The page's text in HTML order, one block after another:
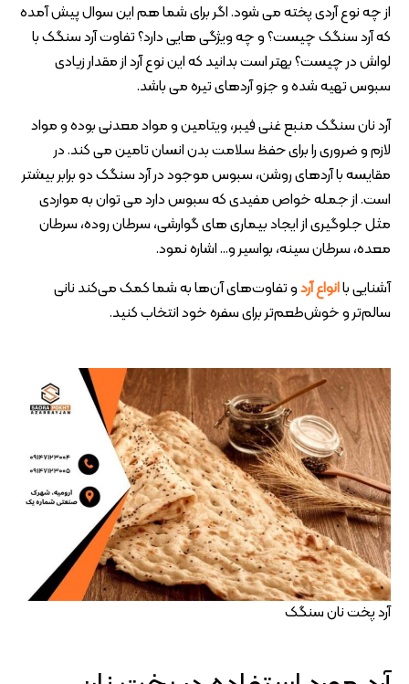
از چه نوع آردی پخته می شود. اگر برای شما هم این سوال پیش آمده
که آرد سنگک چیست؟ و چه ویژگی هایی دارد؟ تفاوت آرد سنگک با
لواش در چیست؟ بهتر است بدانید که این نوع آرد از مقدار زیادی
سبوس تهیه شده و جزو آردهای تیره می باشد.
آرد نان سنگک منبع غنی فیبر، ویتامین و مواد معدنی بوده و مواد
لازم و ضروری را برای حفظ سلامت بدن انسان تامین می کند. در
مقایسه با آردهای روشن، سبوس موجود در آرد سنگک دو برابر بیشتر
است. از جمله خواص مفیدی که سبوس دارد می توان به مواردی
مثل جلوگیری از ایجاد بیماری های گوارشی، سرطان روده، سرطان
معده، سرطان سینه، بواسیر و… اشاره نمود.
آشنایی باانواع آردو تفاوت‌های آن‌ها به شما کمک می‌کند نانی
سالم‌تر و خوش‌طعم‌تر برای سفره خود انتخاب کنید.
آرد پخت نان سنگک